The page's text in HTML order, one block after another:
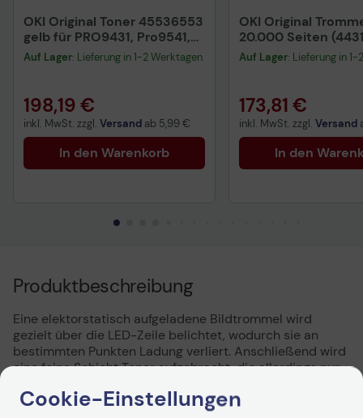
OKI Original Toner 45536553
gelb für PRO9431, Pro9541,
PRO9542
Auf Lager: Lieferung in 1-2 Werktagen
198,19 €
inkl. MwSt. zzgl. Versand ab 5,99 €
In den Warenkorb
OKI Original
20.000 Seiten
Auf Lager: Lieferung in
173,81 €
inkl. MwSt. zzgl. Versand
In den
Produktbeschreibung
Eine elektorstatisch aufgeladene Bildtrommel wird
gezielt über die LED-Zeile belichtet, wodurch sie an
bestimmten Punkten Ladung verliert. Anschließend wird
eine feine Schicht Toner aufgebracht, die allerdings nur
Cookie-Einstellungen